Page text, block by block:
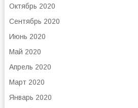
Октябрь 2020
Сентябрь 2020
Июнь 2020
Май 2020
Апрель 2020
Март 2020
Январь 2020